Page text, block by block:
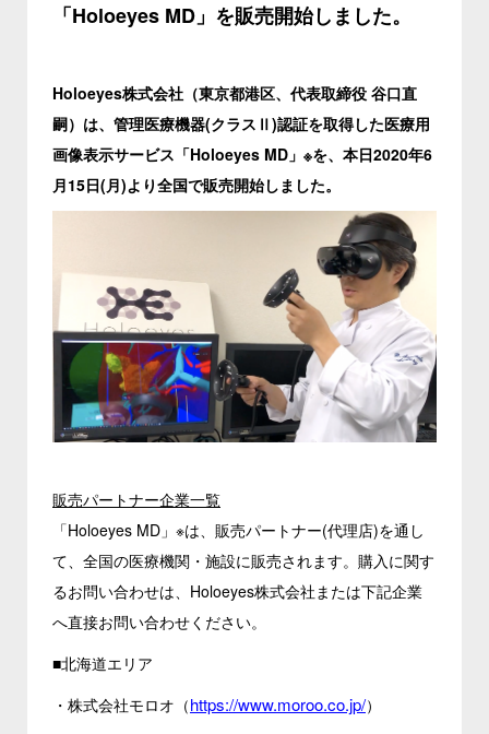
「Holoeyes MD」を販売開始しました。
Holoeyes株式会社（東京都港区、代表取締役 谷口直
嗣）は、管理医療機器(クラスⅡ)認証を取得した医療用
画像表示サービス「Holoeyes MD」※を、本日2020年6
月15日(月)より全国で販売開始しました。
販売パートナー企業一覧
「Holoeyes MD」※は、販売パートナー(代理店)を通し
て、全国の医療機関・施設に販売されます。購入に関す
るお問い合わせは、Holoeyes株式会社または下記企業
へ直接お問い合わせください。
■北海道エリア
・株式会社モロオ（https://www.moroo.co.jp/）